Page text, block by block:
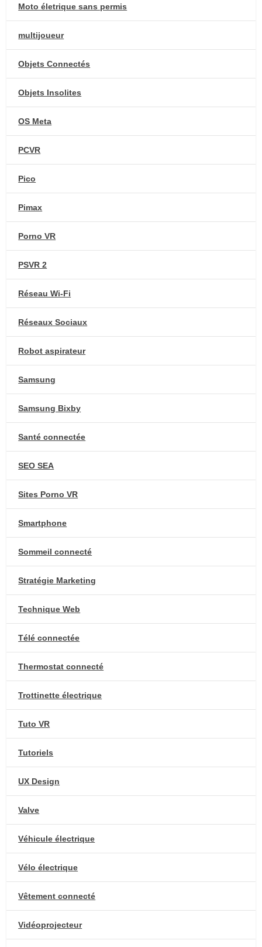
Moto életrique sans permis
multijoueur
Objets Connectés
Objets Insolites
OS Meta
PCVR
Pico
Pimax
Porno VR
PSVR 2
Réseau Wi-Fi
Réseaux Sociaux
Robot aspirateur
Samsung
Samsung Bixby
Santé connectée
SEO SEA
Sites Porno VR
Smartphone
Sommeil connecté
Stratégie Marketing
Technique Web
Télé connectée
Thermostat connecté
Trottinette électrique
Tuto VR
Tutoriels
UX Design
Valve
Véhicule électrique
Vélo électrique
Vêtement connecté
Vidéoprojecteur